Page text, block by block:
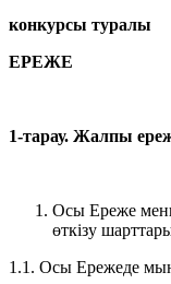
конкурсы туралы
ЕРЕЖЕ
1-тарау. Жалпы
Осы Ереже
өткізу
1.1. Осы Ережеде